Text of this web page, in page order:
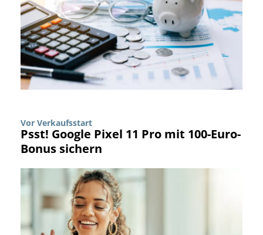
Vor Verkaufsstart
Psst! Google Pixel 11 Pro mit 100-Euro-
Bonus sichern